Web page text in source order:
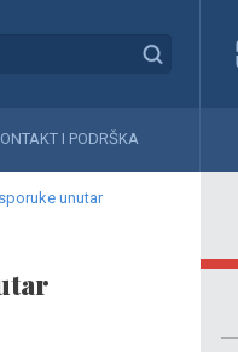
I PODRŠKA
unutar